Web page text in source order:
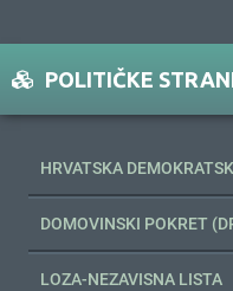
POLITIČKE
HRVATSKA
DOMOVINSKI POKRET
LOZA-NEZAVISNA LISTA